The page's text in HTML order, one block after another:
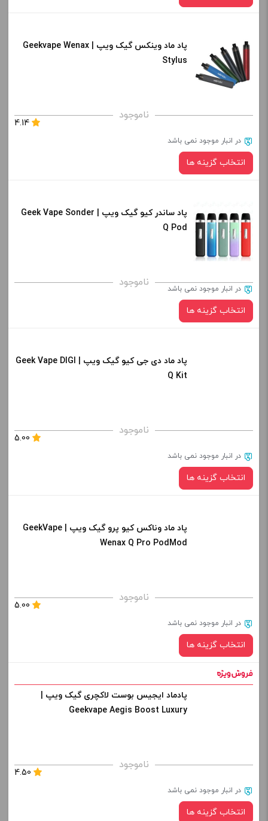
رنگ:
برای فعال شدن سبد خرید و نمایش قیمت ، گزینه های محصول را
+
پاد ماد وینکس گیک ویپ | Geekvape Wenax
Stylus
ناموجود
4.14
در انبار موجود نمی باشد
انتخاب گزینه ها
رنگ:
برای فعال شدن سبد خرید و نمایش قیمت ، گزینه های محصول را
از کادر بالا انتخاب کنید.
+
پاد ساندر کیو گیک ویپ | Geek Vape Sonder
Q Pod
ناموجود در انبار موجود نمی باشد
انتخاب گزینه ها
رنگ:
برای فعال شدن سبد خرید و نمایش قیمت ، گزینه های محصول را
+
پاد ماد دی جی کیو گیک ویپ | Geek Vape DIGI
Q Kit
ناموجود
5.00
در انبار موجود نمی باشد
انتخاب گزینه ها
رنگ:
برای فعال شدن سبد خرید و نمایش قیمت ، گزینه های محصول را
+
پاد ماد وناکس کیو پرو گیک ویپ | GeekVape
Wenax Q Pro PodMod
ناموجود
5.00
در انبار موجود نمی باشد
انتخاب گزینه ها
رنگ:
برای فعال شدن سبد خرید و نمایش قیمت ، گزینه های محصول را
+
پادماد ایجیس بوست لاکچری گیک ویپ |
Geekvape Aegis Boost Luxury
ناموجود
4.50
در انبار موجود نمی باشد
انتخاب گزینه ها